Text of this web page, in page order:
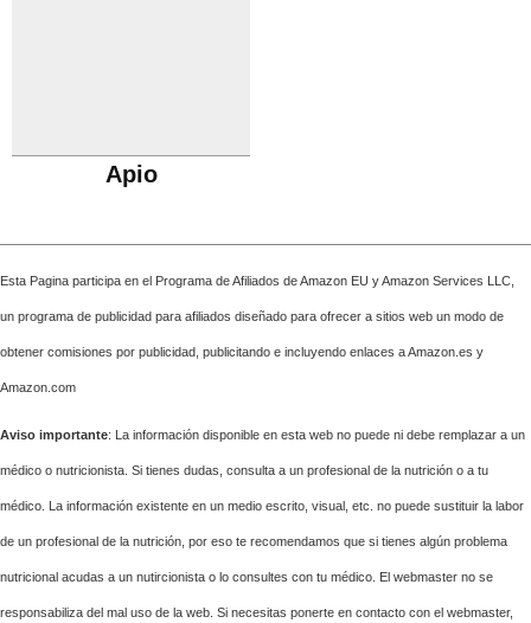
Apio
Esta Pagina participa en el Programa de Afiliados de Amazon EU y Amazon Services LLC,
un programa de publicidad para afiliados diseñado para ofrecer a sitios web un modo de
obtener comisiones por publicidad, publicitando e incluyendo enlaces a Amazon.es y
Amazon.com
Aviso importante: La información disponible en esta web no puede ni debe remplazar a un
médico o nutricionista. Si tienes dudas, consulta a un profesional de la nutrición o a tu
médico. La información existente en un medio escrito, visual, etc. no puede sustituir la labor
de un profesional de la nutrición, por eso te recomendamos que si tienes algún problema
nutricional acudas a un nutircionista o lo consultes con tu médico. El webmaster no se
responsabiliza del mal uso de la web. Si necesitas ponerte en contacto con el webmaster,